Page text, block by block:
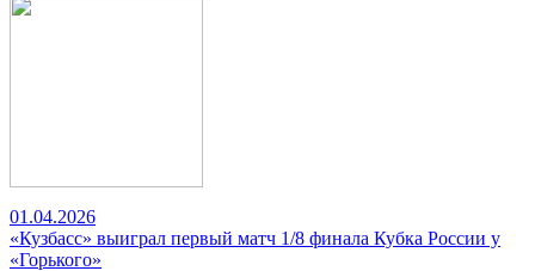
01.04.2026
«Кузбасс» выиграл первый матч 1/8 финала Кубка России у
«Горького»